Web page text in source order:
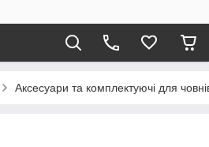
Аксесуари та комплектуючі для